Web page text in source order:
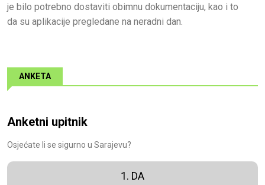
je bilo potrebno dostaviti obimnu dokumentaciju, kao i to
da su aplikacije pregledane na neradni dan.
ANKETA
Anketni upitnik
Osjećate li se sigurno u Sarajevu?
1. DA